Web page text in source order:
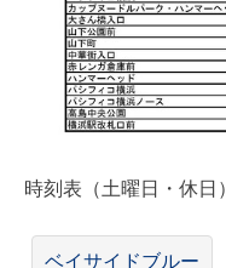
時刻表（土曜日・休日）
ベイサイドブルー